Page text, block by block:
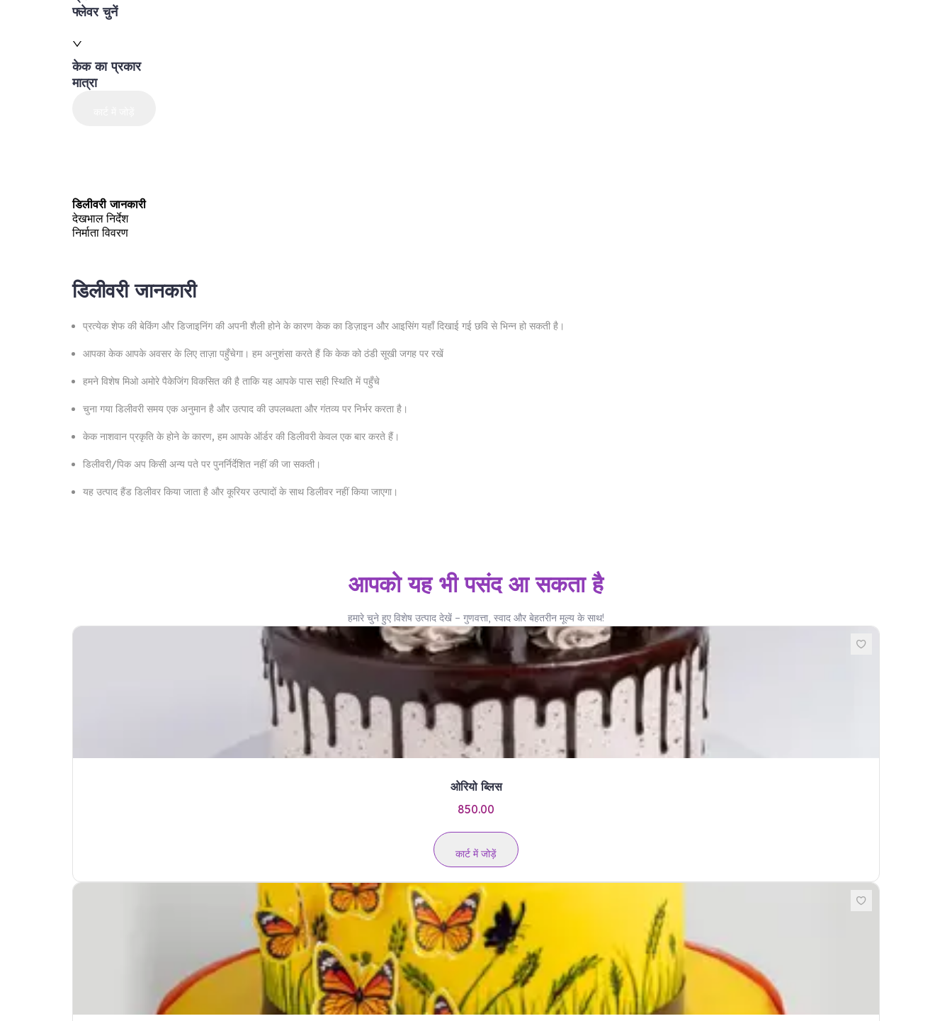
फ्लेवर चुनें
केक का प्रकार
मात्रा
डिलीवरी जानकारी
देखभाल निर्देश
निर्माता विवरण
डिलीवरी जानकारी
प्रत्येक शेफ की बेकिंग और डिजाइनिंग की अपनी शैली होने के कारण केक का डिज़ाइन और आइसिंग यहाँ दिखाई गई छवि से भिन्न हो सकती है।
आपका केक आपके अवसर के लिए ताज़ा पहुँचेगा। हम अनुशंसा करते हैं कि केक को ठंडी सूखी जगह पर रखें
हमने विशेष मिओ अमोरे पैकेजिंग विकसित की है ताकि यह आपके पास सही स्थिति में पहुँचे
चुना गया डिलीवरी समय एक अनुमान है और उत्पाद की उपलब्धता और गंतव्य पर निर्भर करता है।
केक नाशवान प्रकृति के होने के कारण, हम आपके ऑर्डर की डिलीवरी केवल एक बार करते हैं।
डिलीवरी/पिक अप किसी अन्य पते पर पुनर्निर्देशित नहीं की जा सकती।
यह उत्पाद हैंड डिलीवर किया जाता है और कूरियर उत्पादों के साथ डिलीवर नहीं किया जाएगा।
आपको यह भी पसंद आ सकता है
हमारे चुने हुए विशेष उत्पाद देखें – गुणवत्ता, स्वाद और बेहतरीन मूल्य के साथ!
ओरियो ब्लिस
850.00
कार्ट में जोड़ें